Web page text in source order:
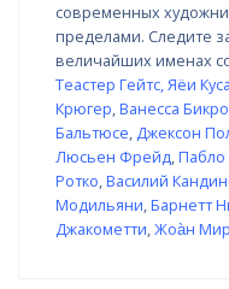
современных
пределами. Следите
величайших именах
Теастер Гейтс,Яёи
Крюгер,Ванесса
Бальтюсе, Джексон
Люсьен Фрейд,Пабло
Ротко,Василий
Модильяни,Барнетт
Джакометти,Жоа̀н